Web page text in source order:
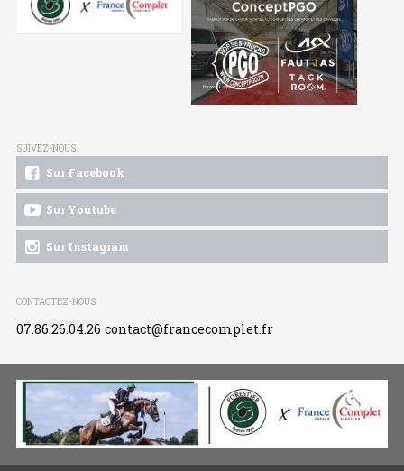
SUIVEZ-NOUS
Sur Facebook
Sur Youtube
Sur Instagram
CONTACTEZ-NOUS
07.86.26.04.26 contact@francecomplet.fr